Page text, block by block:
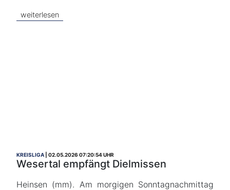
weiterlesen
KREISLIGA 02.05.2026 07:20:54 UHR
Wesertal empfängt Dielmissen
Heinsen (mm). Am morgigen Sonntagnachmittag